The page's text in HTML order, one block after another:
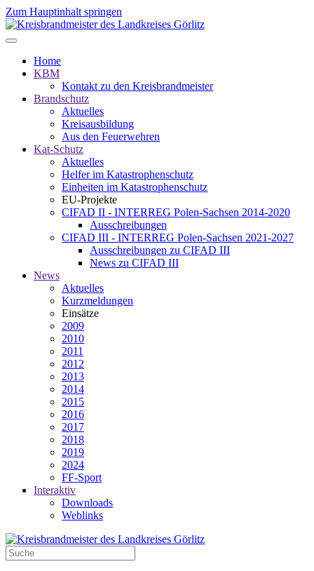
Zum Hauptinhalt springen
Home
KBM
Kontakt zu den Kreisbrandmeister
Brandschutz
Aktuelles
Kreisausbildung
Aus den Feuerwehren
Kat-Schutz
Aktuelles
Helfer im Katastrophenschutz
Einheiten im Katastrophenschutz
EU-Projekte
CIFAD II - INTERREG Polen-Sachsen 2014-2020
Ausschreibungen
CIFAD III - INTERREG Polen-Sachsen 2021-2027
Ausschreibungen zu CIFAD III
News zu CIFAD III
News
Aktuelles
Kurzmeldungen
Einsätze
2009
2010
2011
2012
2013
2014
2015
2016
2017
2018
2019
2024
FF-Sport
Interaktiv
Downloads
Weblinks